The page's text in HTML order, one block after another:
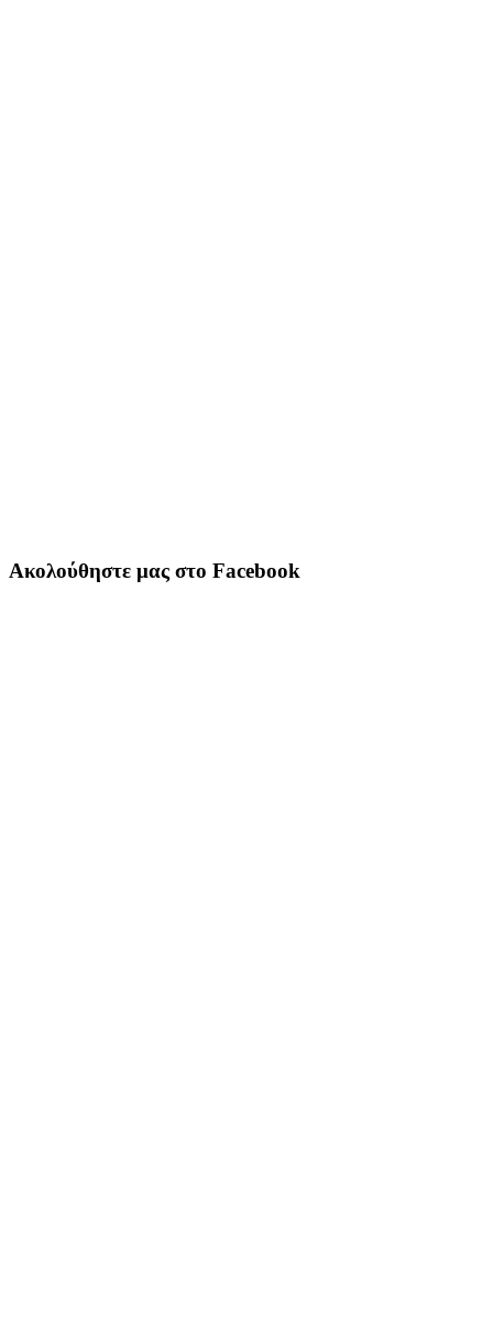
Ακολούθηστε μας στο Facebook